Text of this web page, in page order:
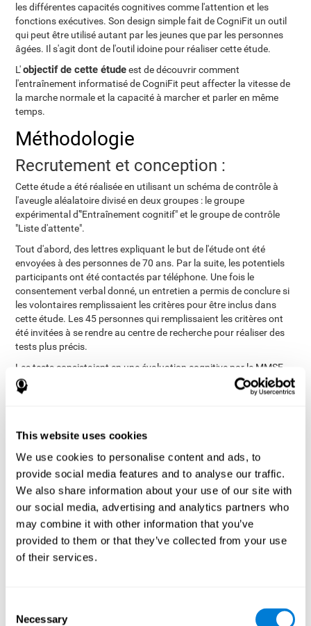
This website uses cookies
We use cookies to personalise content and ads, to
provide social media features and to analyse our traffic.
We also share information about your use of our site with
our social media, advertising and analytics partners who
may combine it with other information that you’ve
provided to them or that they’ve collected from your use
of their services.
Selection
Necessary
les différentes capacités cognitives comme l'attention et les
fonctions exécutives. Son design simple fait de CogniFit un outil
qui peut être utilisé autant par les jeunes que par les personnes
âgées. Il s'agit dont de l'outil idoine pour réaliser cette étude.
L'objectif de cette étudeest de découvrir comment
l'entraînement informatisé de CogniFit peut affecter la vitesse de
la marche normale et la capacité à marcher et parler en même
temps.
Méthodologie
Recrutement et conception :
Cette étude a été réalisée en utilisant un schéma de contrôle à
l'aveugle aléalatoire divisé en deux groupes : le groupe
expérimental d'"Entraînement cognitif" et le groupe de contrôle
"Liste d'attente".
Tout d'abord, des lettres expliquant le but de l'étude ont été
envoyées à des personnes de 70 ans. Par la suite, les potentiels
participants ont été contactés par téléphone. Une fois le
consentement verbal donné, un entretien a permis de conclure si
les volontaires remplissaient les critères pour être inclus dans
cette étude. Les 45 personnes qui remplissaient les critères ont
été invitées à se rendre au centre de recherche pour réaliser des
tests plus précis.
Les tests consistaient en une évaluation cognitive par le MMSE
(Mini-Mental State Examination) et une évaluation de la marche.
Au cours de ces processus, 21 participants ont été éliminés car ils
Avoir 70 ans ou plus.
Pouvoir et s'engager à réaliser l'étude dans son intégralité.
Être sédentaire, c'est à dire faire de l'exercice physique une
fois par semaine ou moins.
Marche lente (<1.0m/s).
Absence de démence (c'est à dire sans diagnostic clinique de
démence, avec un score ≥5 dans le crible téléphonique et ≥25
de maladies neurologiques ou psychiatriques graves dans